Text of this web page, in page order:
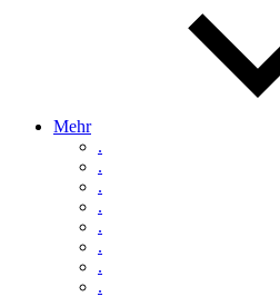
Mehr
.
.
.
.
.
.
.
.